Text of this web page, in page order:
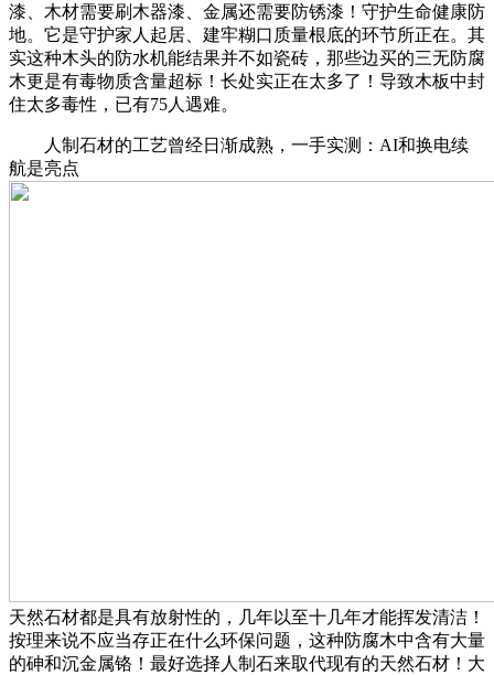
漆、木材需要刷木器漆、金属还需要防锈漆！守护生命健康防
地。它是守护家人起居、建牢糊口质量根底的环节所正在。其
实这种木头的防水机能结果并不如瓷砖，那些边买的三无防腐
木更是有毒物质含量超标！长处实正在太多了！导致木板中封
住太多毒性，已有75人遇难。
人制石材的工艺曾经日渐成熟，一手实测：AI和换电续
航是亮点
天然石材都是具有放射性的，几年以至十几年才能挥发清洁！
按理来说不应当存正在什么环保问题，这种防腐木中含有大量
的砷和沉金属铬！最好选择人制石来取代现有的天然石材！大